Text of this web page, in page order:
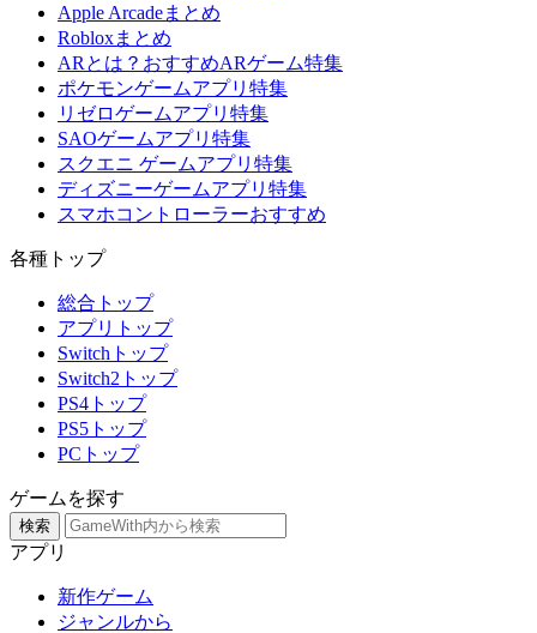
Apple Arcadeまとめ
Robloxまとめ
ARとは？おすすめARゲーム特集
ポケモンゲームアプリ特集
リゼロゲームアプリ特集
SAOゲームアプリ特集
スクエニ ゲームアプリ特集
ディズニーゲームアプリ特集
スマホコントローラーおすすめ
各種トップ
総合トップ
アプリトップ
Switchトップ
Switch2トップ
PS4トップ
PS5トップ
PCトップ
ゲームを探す
検索
アプリ
新作ゲーム
ジャンルから